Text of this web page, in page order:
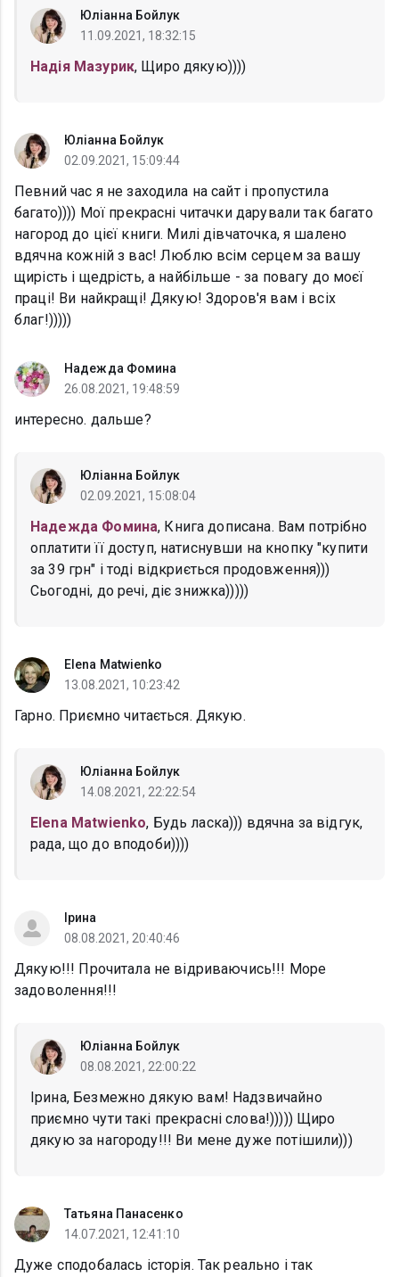
Юліанна Бойлук
11.09.2021, 18:32:15
Надія Мазурик, Щиро дякую))))
Юліанна Бойлук
02.09.2021, 15:09:44
Певний час я не заходила на сайт і пропустила
багато)))) Мої прекрасні читачки дарували так багато
нагород до цієї книги. Милі дівчаточка, я шалено
вдячна кожній з вас! Люблю всім серцем за вашу
щирість і щедрість, а найбільше - за повагу до моєї
праці! Ви найкращі! Дякую! Здоров'я вам і всіх
благ!)))))
Надежда Фомина
26.08.2021, 19:48:59
интересно. дальше?
Юліанна Бойлук
02.09.2021, 15:08:04
Надежда Фомина, Книга дописана. Вам потрібно
оплатити її доступ, натиснувши на кнопку "купити
за 39 грн" і тоді відкриється продовження)))
Сьогодні, до речі, діє знижка)))))
Elena Matwienko
13.08.2021, 10:23:42
Гарно. Приємно читається. Дякую.
Юліанна Бойлук
14.08.2021, 22:22:54
Elena Matwienko, Будь ласка))) вдячна за відгук,
рада, що до вподоби))))
Ірина
08.08.2021, 20:40:46
Дякую!!! Прочитала не відриваючись!!! Море
задоволення!!!
Юліанна Бойлук
08.08.2021, 22:00:22
Ірина, Безмежно дякую вам! Надзвичайно
приємно чути такі прекрасні слова!))))) Щиро
дякую за нагороду!!! Ви мене дуже потішили)))
Татьяна Панасенко
14.07.2021, 12:41:10
Дуже сподобалась історія. Так реально і так